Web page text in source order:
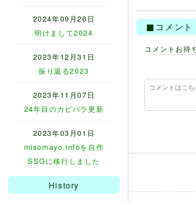
コメント
コメントお待
2024年09月26日
明けまして2024
2023年12月31日
振り返る2023
2023年11月07日
24年目のカピバラ更新
2023年03月01日
misomayo.infoを自作
SSGに移行しました
History